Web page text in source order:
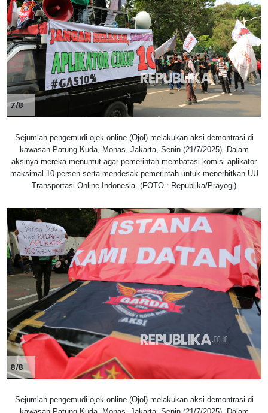
7/8
Sejumlah pengemudi ojek online (Ojol) melakukan aksi demontrasi di
kawasan Patung Kuda, Monas, Jakarta, Senin (21/7/2025). Dalam
aksinya mereka menuntut agar pemerintah membatasi komisi aplikator
maksimal 10 persen serta mendesak pemerintah untuk menerbitkan UU
Transportasi Online Indonesia. (FOTO : Republika/Prayogi)
8/8
Sejumlah pengemudi ojek online (Ojol) melakukan aksi demontrasi di